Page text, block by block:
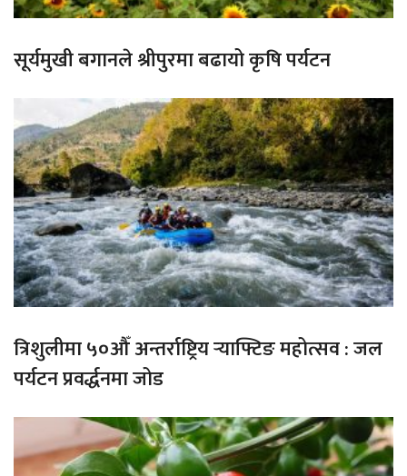
सूर्यमुखी बगानले श्रीपुरमा बढायो कृषि पर्यटन
त्रिशुलीमा ५०औँ अन्तर्राष्ट्रिय र्‍याफ्टिङ महोत्सव : जल
पर्यटन प्रवर्द्धनमा जोड